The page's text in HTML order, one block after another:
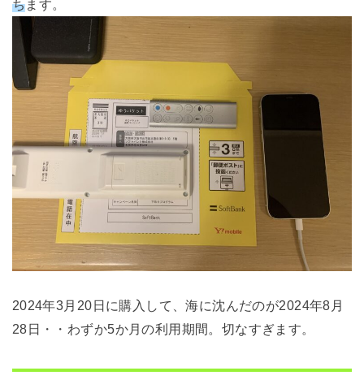
ちます。
2024年3月20日に購入して、海に沈んだのが2024年8月
28日・・わずか5か月の利用期間。切なすぎます。